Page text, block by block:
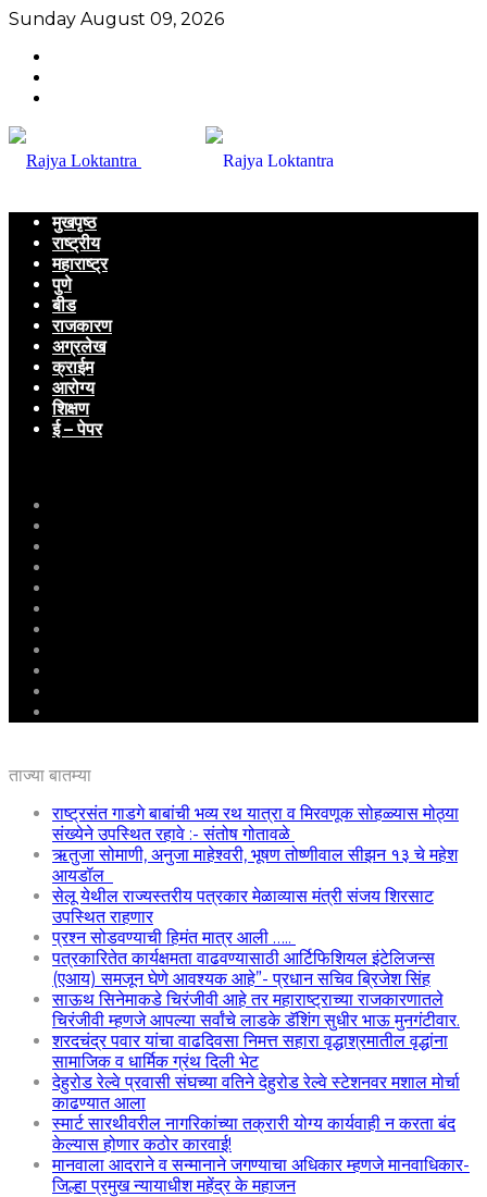
Sunday August 09, 2026
मुखपृष्ठ
राष्ट्रीय
महाराष्ट्र
पुणे
बीड
राजकारण
अग्रलेख
क्राईम
आरोग्य
शिक्षण
ई – पेपर
ताज्या बातम्या
राष्ट्रसंत गाडगे बाबांची भव्य रथ यात्रा व मिरवणूक सोहळ्यास मोठ्या
संख्येने उपस्थित रहावे :- संतोष गोतावळे
ऋतुजा सोमाणी, अनुजा माहेश्वरी, भूषण तोष्णीवाल सीझन १३ चे महेश
आयडॉल
सेलू येथील राज्यस्तरीय पत्रकार मेळाव्यास मंत्री संजय शिरसाट
उपस्थित राहणार
प्रश्न सोडवण्याची हिमंत मात्र आली …..
पत्रकारितेत कार्यक्षमता वाढवण्यासाठी आर्टिफिशियल इंटेलिजन्स
(एआय) समजून घेणे आवश्यक आहे”- प्रधान सचिव ब्रिजेश सिंह
साऊथ सिनेमाकडे चिरंजीवी आहे तर महाराष्ट्राच्या राजकारणातले
चिरंजीवी म्हणजे आपल्या सर्वांचे लाडके डॅशिंग सुधीर भाऊ मुनगंटीवार.
शरदचंद्र पवार यांचा वाढदिवसा निमत्त सहारा वृद्धाश्रमातील वृद्धांना
सामाजिक व धार्मिक ग्रंथ दिली भेट
देहुरोड रेल्वे प्रवासी संघच्या वतिने देहुरोड रेल्वे स्टेशनवर मशाल मोर्चा
काढण्यात आला
स्मार्ट सारथीवरील नागरिकांच्या तक्रारी योग्य कार्यवाही न करता बंद
केल्यास होणार कठोर कारवाई!
मानवाला आदराने व सन्मानाने जगण्याचा अधिकार म्हणजे मानवाधिकार-
जिल्हा प्रमुख न्यायाधीश महेंद्र के महाजन